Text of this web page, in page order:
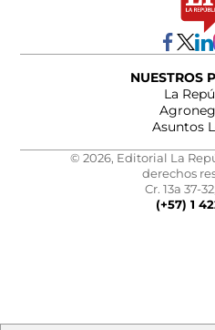
NUESTROS
La
Asuntos
© 2026, Editorial La
derechos
Cr. 13a 37-
(+57) 1